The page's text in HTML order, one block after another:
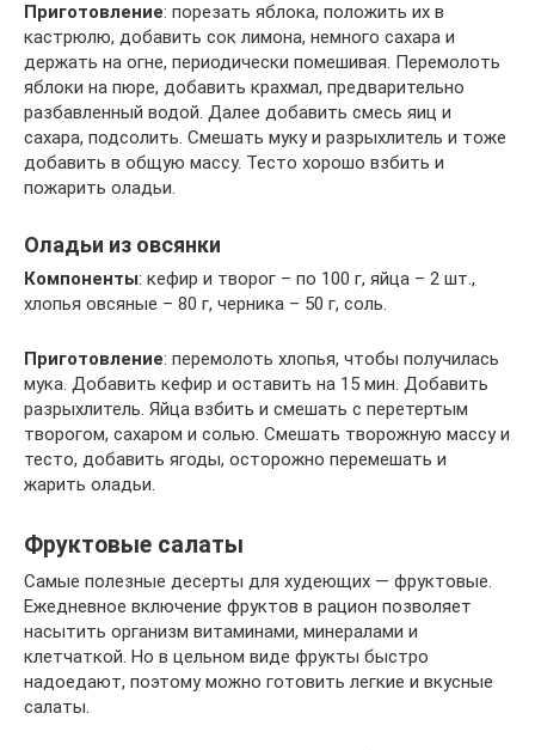
Приготовление: порезать яблока, положить их в
кастрюлю, добавить сок лимона, немного сахара и
держать на огне, периодически помешивая. Перемолоть
яблоки на пюре, добавить крахмал, предварительно
разбавленный водой. Далее добавить смесь яиц и
сахара, подсолить. Смешать муку и разрыхлитель и тоже
добавить в общую массу. Тесто хорошо взбить и
пожарить оладьи.
Оладьи из овсянки
Компоненты: кефир и творог – по 100 г, яйца – 2 шт.,
хлопья овсяные – 80 г, черника – 50 г, соль.
Приготовление: перемолоть хлопья, чтобы получилась
мука. Добавить кефир и оставить на 15 мин. Добавить
разрыхлитель. Яйца взбить и смешать с перетертым
творогом, сахаром и солью. Смешать творожную массу и
тесто, добавить ягоды, осторожно перемешать и
жарить оладьи.
Фруктовые салаты
Самые полезные десерты для худеющих — фруктовые.
Ежедневное включение фруктов в рацион позволяет
насытить организм витаминами, минералами и
клетчаткой. Но в цельном виде фрукты быстро
надоедают, поэтому можно готовить легкие и вкусные
салаты.